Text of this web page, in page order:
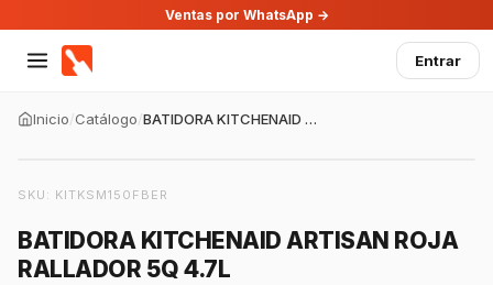
Ventas por WhatsApp →
Entrar
Inicio/Catálogo/ BATIDORA KITCHENAID ARTISAN ROJA RALLADOR 5Q 4.7L
SKU: KITKSM150FBER
BATIDORA KITCHENAID ARTISAN ROJA
RALLADOR 5Q 4.7L